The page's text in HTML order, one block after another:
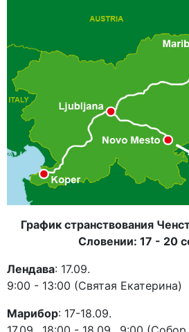
График странствования
Словении: 17 - 20
Лендава: 17.09.
9:00 - 13:00 (Святая Екатерина)
Марибор: 17-18.09.